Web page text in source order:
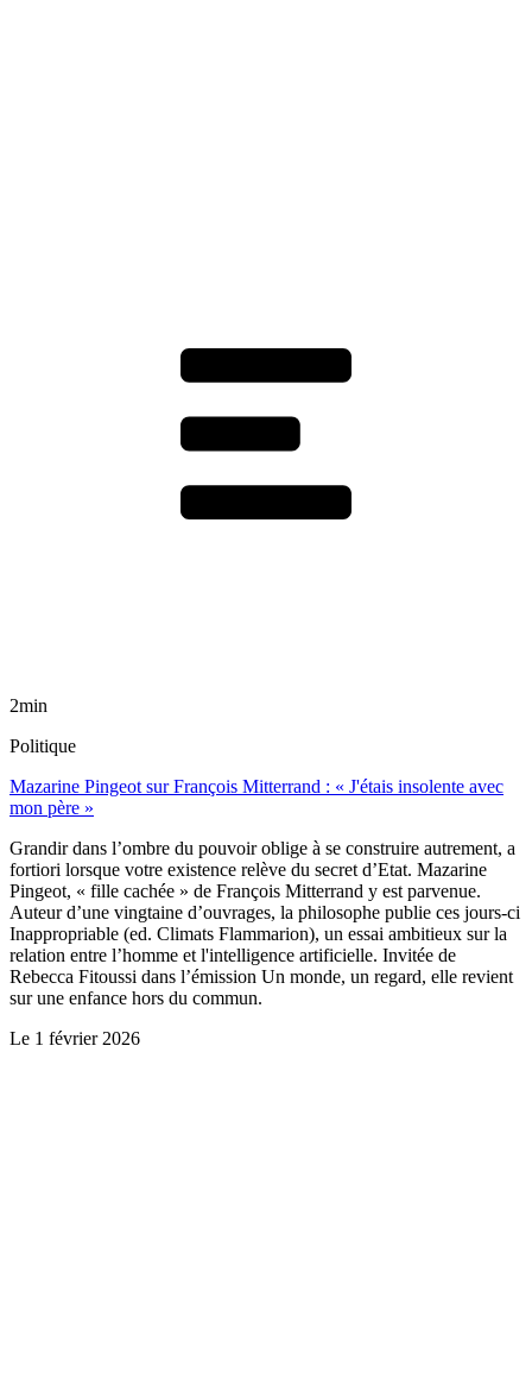
2min
Politique
Mazarine Pingeot sur François Mitterrand : « J'étais insolente avec
mon père »
Grandir dans l’ombre du pouvoir oblige à se construire autrement, a
fortiori lorsque votre existence relève du secret d’Etat. Mazarine
Pingeot, « fille cachée » de François Mitterrand y est parvenue.
Auteur d’une vingtaine d’ouvrages, la philosophe publie ces jours-ci
Inappropriable (ed. Climats Flammarion), un essai ambitieux sur la
relation entre l’homme et l'intelligence artificielle. Invitée de
Rebecca Fitoussi dans l’émission Un monde, un regard, elle revient
sur une enfance hors du commun.
Le 1 février 2026